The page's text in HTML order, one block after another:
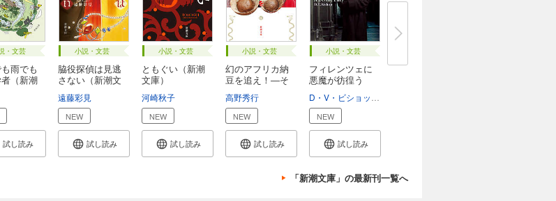
・文芸
雨でも
（新潮
試し読み
小説・文芸
脇役探偵は見逃
さない（新潮文
遠藤彩見
NEW
試し読み
小説・文芸
ともぐい（新潮
文庫）
河崎秋子
NEW
試し読み
小説・文芸
幻のアフリカ納
豆を追え！―そ
高野秀行
NEW
試し読み
小説・文芸
フィレンツェに
悪魔が彷徨う
NEW
試し読み
「新潮文庫」の最新刊一覧へ